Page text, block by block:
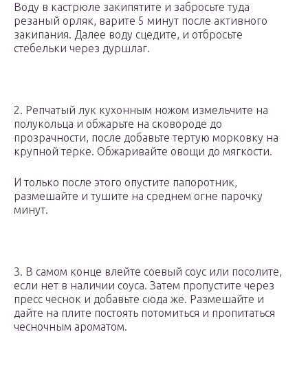
Воду в кастрюле закипятите и забросьте туда
резаный орляк, варите 5 минут после активного
закипания. Далее воду сцедите, и отбросьте
стебельки через дуршлаг.
2. Репчатый лук кухонным ножом измельчите на
полукольца и обжарьте на сковороде до
прозрачности, после добавьте тертую морковку на
крупной терке. Обжаривайте овощи до мягкости.
И только после этого опустите папоротник,
размешайте и тушите на среднем огне парочку
минут.
3. В самом конце влейте соевый соус или посолите,
если нет в наличии соуса. Затем пропустите через
пресс чеснок и добавьте сюда же. Размешайте и
дайте на плите постоять потомиться и пропитаться
чесночным ароматом.